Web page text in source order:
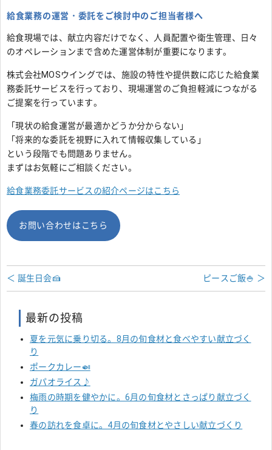
給食業務の運営・委託をご検討中のご担当者様へ
給食現場では、献立内容だけでなく、人員配置や衛生管理、日々
のオペレーションまで含めた運営体制が重要になります。
株式会社MOSウイングでは、施設の特性や提供数に応じた給食業
務委託サービスを行っており、現場運営のご負担軽減につながる
ご提案を行っています。
「現状の給食運営が最適かどうか分からない」
「将来的な委託を視野に入れて情報収集している」
という段階でも問題ありません。
まずはお気軽にご相談ください。
給食業務委託サービスの紹介ページはこちら
お問い合わせはこちら
ピースご飯🍚 ＞
＜ 誕生日会🍰
最新の投稿
夏を元気に乗り切る。8月の旬食材と食べやすい献立づく
り
ポークカレー🍛
ガパオライス♪
梅雨の時期を健やかに。6月の旬食材とさっぱり献立づく
り
春の訪れを食卓に。4月の旬食材とやさしい献立づくり